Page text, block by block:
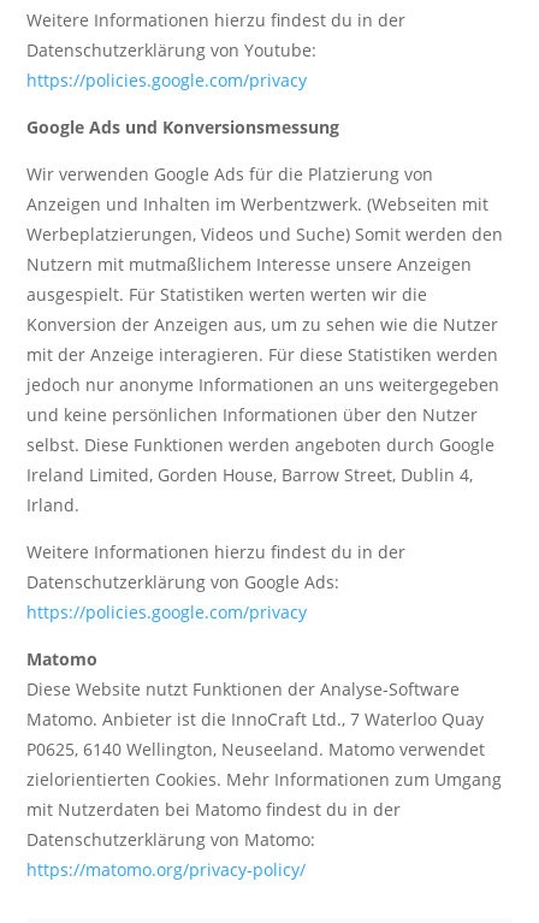
Weitere Informationen hierzu findest du in der
Datenschutzerklärung von Youtube:
https://policies.google.com/privacy
Google Ads und Konversionsmessung
Wir verwenden Google Ads für die Platzierung von
Anzeigen und Inhalten im Werbentzwerk. (Webseiten mit
Werbeplatzierungen, Videos und Suche) Somit werden den
Nutzern mit mutmaßlichem Interesse unsere Anzeigen
ausgespielt. Für Statistiken werten werten wir die
Konversion der Anzeigen aus, um zu sehen wie die Nutzer
mit der Anzeige interagieren. Für diese Statistiken werden
jedoch nur anonyme Informationen an uns weitergegeben
und keine persönlichen Informationen über den Nutzer
selbst. Diese Funktionen werden angeboten durch Google
Ireland Limited, Gorden House, Barrow Street, Dublin 4,
Irland.
Weitere Informationen hierzu findest du in der
Datenschutzerklärung von Google Ads:
https://policies.google.com/privacy
Matomo
Diese Website nutzt Funktionen der Analyse-Software
Matomo. Anbieter ist die InnoCraft Ltd., 7 Waterloo Quay
P0625, 6140 Wellington, Neuseeland. Matomo verwendet
zielorientierten Cookies. Mehr Informationen zum Umgang
mit Nutzerdaten bei Matomo findest du in der
Datenschutzerklärung von Matomo:
https://matomo.org/privacy-policy/